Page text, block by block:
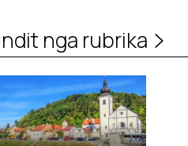
nga rubrika